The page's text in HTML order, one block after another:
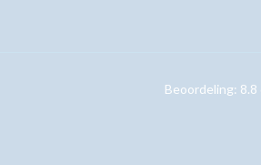
Beoordeling: 8.8